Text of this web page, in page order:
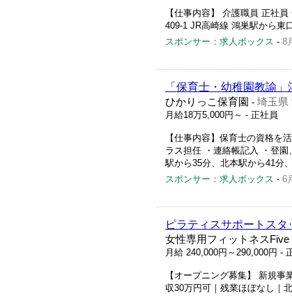
【仕事内容】 介護職員 正社
409-1 JR高崎線 鴻巣駅から東
スポンサー：求人ボックス - 8
「保育士・幼稚園教諭
ひかりっこ保育園 - 埼玉県
月給18万5,000円～ - 正社員
【仕事内容】保育士の資格を
ラス担任 ・連絡帳記入 ・登
駅から35分、北本駅から41分
スポンサー：求人ボックス - 6
ピラティスサポートス
女性専用フィットネス
月給 240,000円～290,000円 -
【オープニング募集】 新規
収30万円可｜残業ほぼなし｜